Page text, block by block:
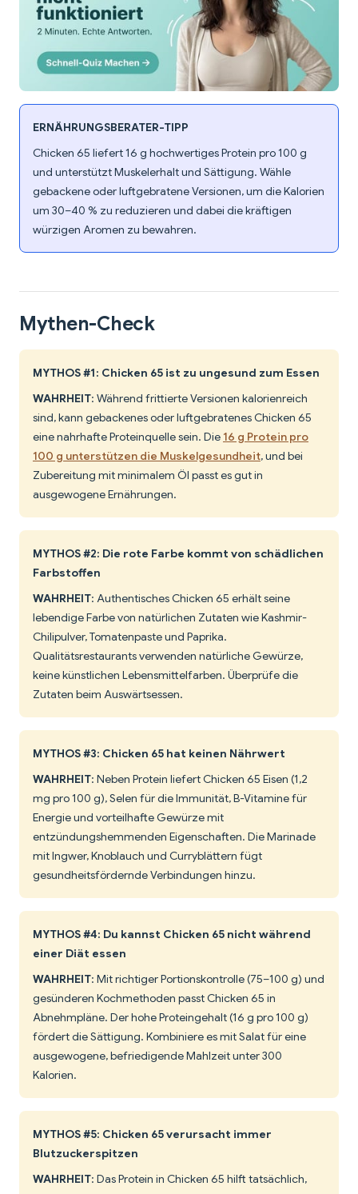
ERNÄHRUNGSBERATER-TIPP
Chicken 65 liefert 16 g hochwertiges Protein pro 100 g
und unterstützt Muskelerhalt und Sättigung. Wähle
gebackene oder luftgebratene Versionen, um die Kalorien
um 30–40 % zu reduzieren und dabei die kräftigen
würzigen Aromen zu bewahren.
Mythen-Check
MYTHOS #1: Chicken 65 ist zu ungesund zum Essen
WAHRHEIT: Während frittierte Versionen kalorienreich
sind, kann gebackenes oder luftgebratenes Chicken 65
eine nahrhafte Proteinquelle sein. Die 16 g Protein pro
100 g unterstützen die Muskelgesundheit, und bei
Zubereitung mit minimalem Öl passt es gut in
ausgewogene Ernährungen.
MYTHOS #2: Die rote Farbe kommt von schädlichen
Farbstoffen
WAHRHEIT: Authentisches Chicken 65 erhält seine
lebendige Farbe von natürlichen Zutaten wie Kashmir-
Chilipulver, Tomatenpaste und Paprika.
Qualitätsrestaurants verwenden natürliche Gewürze,
keine künstlichen Lebensmittelfarben. Überprüfe die
Zutaten beim Auswärtsessen.
MYTHOS #3: Chicken 65 hat keinen Nährwert
WAHRHEIT: Neben Protein liefert Chicken 65 Eisen (1,2
mg pro 100 g), Selen für die Immunität, B-Vitamine für
Energie und vorteilhafte Gewürze mit
entzündungshemmenden Eigenschaften. Die Marinade
mit Ingwer, Knoblauch und Curryblättern fügt
gesundheitsfördernde Verbindungen hinzu.
MYTHOS #4: Du kannst Chicken 65 nicht während
einer Diät essen
WAHRHEIT: Mit richtiger Portionskontrolle (75–100 g) und
gesünderen Kochmethoden passt Chicken 65 in
Abnehmpläne. Der hohe Proteingehalt (16 g pro 100 g)
fördert die Sättigung. Kombiniere es mit Salat für eine
ausgewogene, befriedigende Mahlzeit unter 300
Kalorien.
MYTHOS #5: Chicken 65 verursacht immer
Blutzuckerspitzen
WAHRHEIT: Das Protein in Chicken 65 hilft tatsächlich,